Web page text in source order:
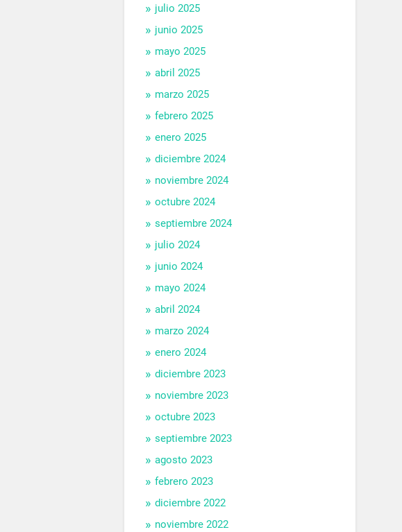
julio 2025
junio 2025
mayo 2025
abril 2025
marzo 2025
febrero 2025
enero 2025
diciembre 2024
noviembre 2024
octubre 2024
septiembre 2024
julio 2024
junio 2024
mayo 2024
abril 2024
marzo 2024
enero 2024
diciembre 2023
noviembre 2023
octubre 2023
septiembre 2023
agosto 2023
febrero 2023
diciembre 2022
noviembre 2022